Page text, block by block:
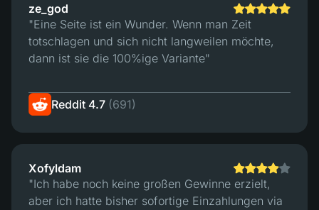
ze_god
"Eine Seite ist ein Wunder. Wenn man Zeit
totschlagen und sich nicht langweilen möchte,
dann ist sie die 100%ige Variante"
Reddit 4.7 (691)
Xofyldam
"Ich habe noch keine großen Gewinne erzielt,
aber ich hatte bisher sofortige Einzahlungen via